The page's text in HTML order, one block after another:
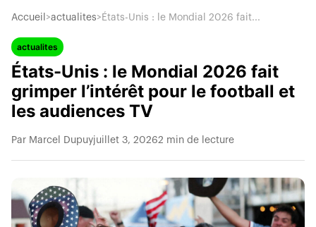
Accueil >actualites> États-Unis : le Mondial 2026 fait...
actualites
États-Unis : le Mondial 2026 fait
grimper l’intérêt pour le football et
les audiences TV
Par Marcel Dupuyjuillet 3, 20262 min de lecture